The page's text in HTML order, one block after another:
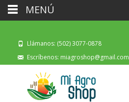
Llámanos: (502) 3077-0878
Escríbenos: miagroshop@gmail.com
MENÚ